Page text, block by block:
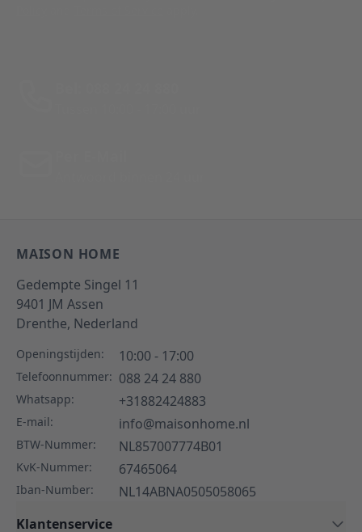
MAISON HOME
Gedempte Singel 11
9401 JM Assen
Drenthe, Nederland
Openingstijden: 10:00 - 17:00
Telefoonnummer: 088 24 24 880
Whatsapp: +31882424883
E-mail: info@maisonhome.nl
BTW-Nummer: NL857007774B01
KvK-Nummer: 67465064
Iban-Number:
NL14ABNA0505058065
Klantenservice